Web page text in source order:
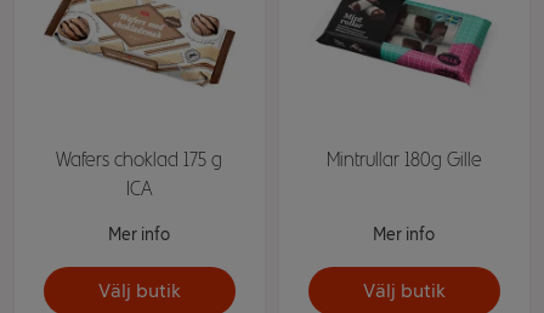
Wafers choklad 175 g
ICA
Mer info
Välj butik
Mintrullar 180g Gille
Mer info
Välj butik